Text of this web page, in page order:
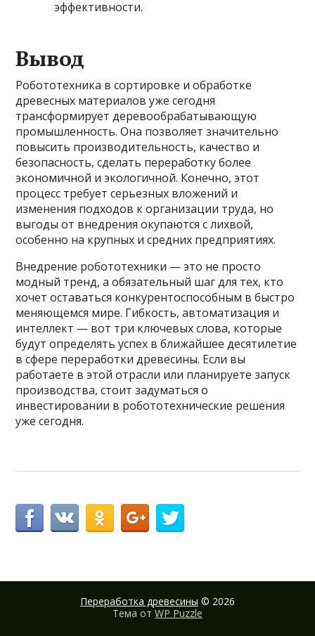
эффективности.
Вывод
Робототехника в сортировке и обработке
древесных материалов уже сегодня
трансформирует деревообрабатывающую
промышленность. Она позволяет значительно
повысить производительность, качество и
безопасность, сделать переработку более
экономичной и экологичной. Конечно, этот
процесс требует серьезных вложений и
изменения подходов к организации труда, но
выгоды от внедрения окупаются с лихвой,
особенно на крупных и средних предприятиях.
Внедрение робототехники — это не просто
модный тренд, а обязательный шаг для тех, кто
хочет оставаться конкурентоспособным в быстро
меняющемся мире. Гибкость, автоматизация и
интеллект — вот три ключевых слова, которые
будут определять успех в ближайшее десятилетие
в сфере переработки древесины. Если вы
работаете в этой отрасли или планируете запуск
производства, стоит задуматься о
инвестировании в робототехнические решения
уже сегодня.
Переработка древесины © 2026
Тема от WP Puzzle